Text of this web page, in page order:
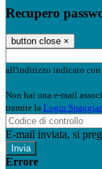
Recupero
button close ×
all'indirizzo indicato con
Non hai una e-mail
tramite la Login
E-mail inviata, si
Errore